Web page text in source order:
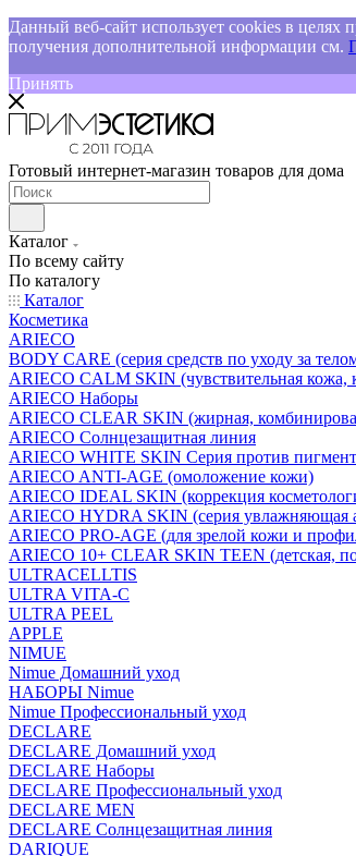
Данный веб-сайт использует cookies в целях
получения дополнительной информации см.
Принять
Готовый интернет-магазин товаров для дома
Каталог
По всему сайту
По каталогу
Каталог
Косметика
ARIECO
BODY CARE (серия средств по уходу за
ARIECO CALM SKIN (чувствительная кожа,
ARIECO Наборы
ARIECO CLEAR SKIN (жирная,
ARIECO Солнцезащитная линия
ARIECO WHITE SKIN Серия против
ARIECO ANTI-AGE (омоложение кожи)
ARIECO IDEAL SKIN (коррекция
ARIECO HYDRA SKIN (серия увлажняющая
ARIECO PRO-AGE (для зрелой кожи и
ARIECO 10+ CLEAR SKIN TEEN (детская,
ULTRACELLTIS
ULTRA VITA-C
ULTRA PEEL
APPLE
NIMUE
Nimue Домашний уход
НАБОРЫ Nimue
Nimue Профессиональный уход
DECLARE
DECLARE Домашний уход
DECLARE Наборы
DECLARE Профессиональный уход
DECLARE MEN
DECLARE Солнцезащитная линия
DARIQUE